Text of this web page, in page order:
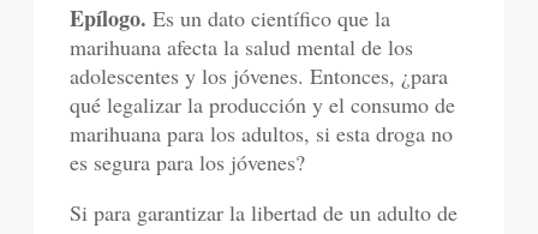
Epílogo. Es un dato científico que la
marihuana afecta la salud mental de los
adolescentes y los jóvenes. Entonces, ¿para
qué legalizar la producción y el consumo de
marihuana para los adultos, si esta droga no
es segura para los jóvenes?
Si para garantizar la libertad de un adulto de